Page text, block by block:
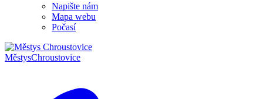
Napište nám
Mapa webu
Počasí
MěstysChroustovice